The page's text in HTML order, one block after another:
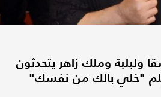
ولبلبة وملك زاهر يتحدثون
"خلي بالك من نفسك"